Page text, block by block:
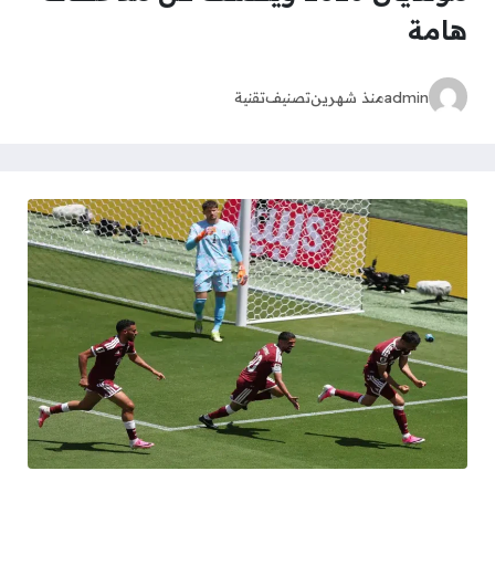
هامة
adminمنذ شهرينتصنيفتقنية